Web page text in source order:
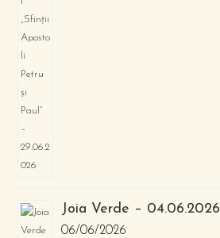
Joia Verde – 04.06.2026
06/06/2026